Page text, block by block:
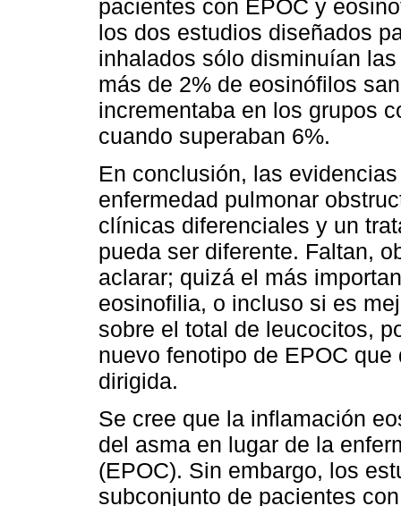
pacientes con EPOC y
los dos estudios diseñados
inhalados sólo disminuían
más de 2% de eosinófilos
incrementaba en los grupos
cuando superaban 6%.
En conclusión, las
enfermedad pulmonar
clínicas diferenciales y un
pueda ser diferente. Faltan,
aclarar; quizá el más
eosinofilia, o incluso si es
sobre el total de leucocitos,
nuevo fenotipo de EPOC
dirigida.
Se cree que la inflamación
del asma en lugar de la
(EPOC). Sin embargo, los
subconjunto de pacientes